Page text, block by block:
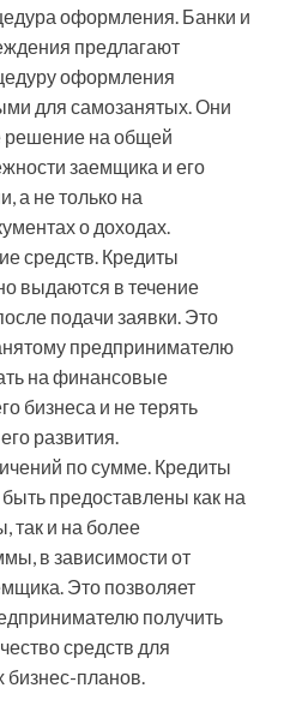
оформления. Банки и
предлагают
оформления
для самозанятых. Они
решение на общей
заемщика и его
а не только на
о доходах.
средств. Кредиты
выдаются в течение
подачи заявки. Это
предпринимателю
на финансовые
бизнеса и не терять
развития.
по сумме. Кредиты
предоставлены как на
так и на более
в зависимости от
Это позволяет
получить
средств для
бизнес-планов.